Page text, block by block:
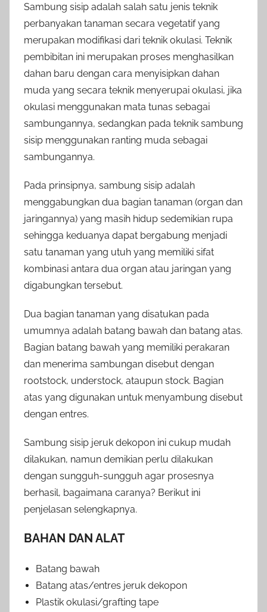
Sambung sisip adalah salah satu jenis teknik
perbanyakan tanaman secara vegetatif yang
merupakan modifikasi dari teknik okulasi. Teknik
pembibitan ini merupakan proses menghasilkan
dahan baru dengan cara menyisipkan dahan
muda yang secara teknik menyerupai okulasi, jika
okulasi menggunakan mata tunas sebagai
sambungannya, sedangkan pada teknik sambung
sisip menggunakan ranting muda sebagai
sambungannya.
Pada prinsipnya, sambung sisip adalah
menggabungkan dua bagian tanaman (organ dan
jaringannya) yang masih hidup sedemikian rupa
sehingga keduanya dapat bergabung menjadi
satu tanaman yang utuh yang memiliki sifat
kombinasi antara dua organ atau jaringan yang
digabungkan tersebut.
Dua bagian tanaman yang disatukan pada
umumnya adalah batang bawah dan batang atas.
Bagian batang bawah yang memiliki perakaran
dan menerima sambungan disebut dengan
rootstock, understock, ataupun stock. Bagian
atas yang digunakan untuk menyambung disebut
dengan entres.
Sambung sisip jeruk dekopon ini cukup mudah
dilakukan, namun demikian perlu dilakukan
dengan sungguh-sungguh agar prosesnya
berhasil, bagaimana caranya? Berikut ini
penjelasan selengkapnya.
BAHAN DAN ALAT
Batang bawah
Batang atas/entres jeruk dekopon
Plastik okulasi/grafting tape